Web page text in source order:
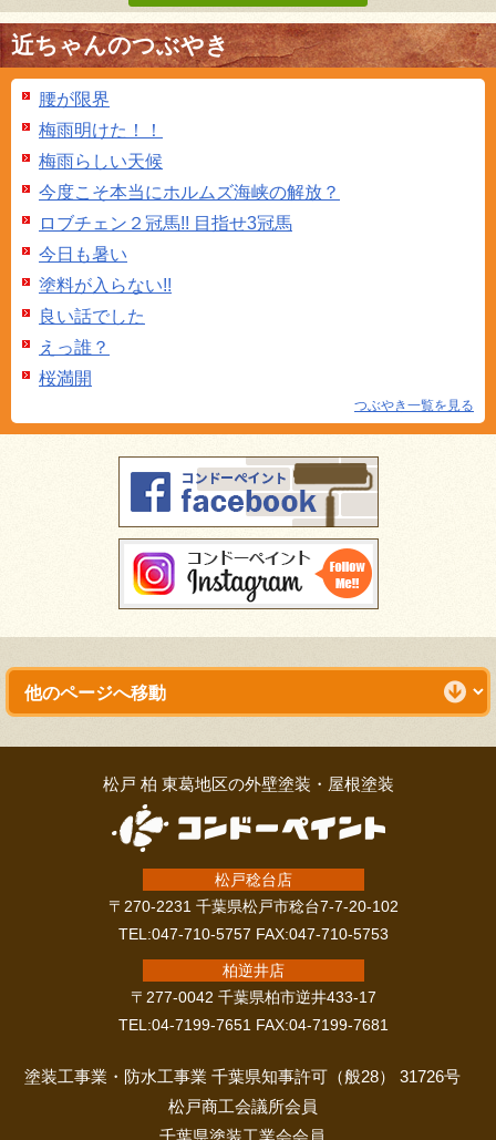
近ちゃんのつぶやき
腰が限界
梅雨明けた！！
梅雨らしい天候
今度こそ本当にホルムズ海峡の解放？
ロブチェン２冠馬!! 目指せ3冠馬
今日も暑い
塗料が入らない!!
良い話でした
えっ誰？
桜満開
つぶやき一覧を見る
松戸 柏 東葛地区の外壁塗装・屋根塗装
松戸稔台店
〒270-2231 千葉県松戸市稔台7-7-20-102
TEL:047-710-5757 FAX:047-710-5753
柏逆井店
〒277-0042 千葉県柏市逆井433-17
TEL:04-7199-7651 FAX:04-7199-7681
塗装工事業・防水工事業 千葉県知事許可（般28） 31726号
松戸商工会議所会員
千葉県塗装工業会会員